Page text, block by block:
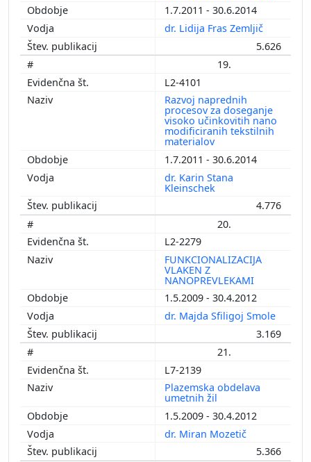
1.7.2011 - 30.6.2014
dr. Lidija Fras Zemljič
5.626
19.
L2-4101
Razvoj naprednih
procesov za doseganje
visoko učinkovitih nano
modificiranih tekstilnih
materialov
1.7.2011 - 30.6.2014
dr. Karin Stana
Kleinschek
4.776
20.
L2-2279
FUNKCIONALIZACIJA
VLAKEN Z
NANOPREVLEKAMI
1.5.2009 - 30.4.2012
dr. Majda Sfiligoj Smole
3.169
21.
L7-2139
Plazemska obdelava
umetnih žil
1.5.2009 - 30.4.2012
dr. Miran Mozetič
5.366